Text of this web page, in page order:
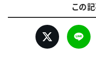
この